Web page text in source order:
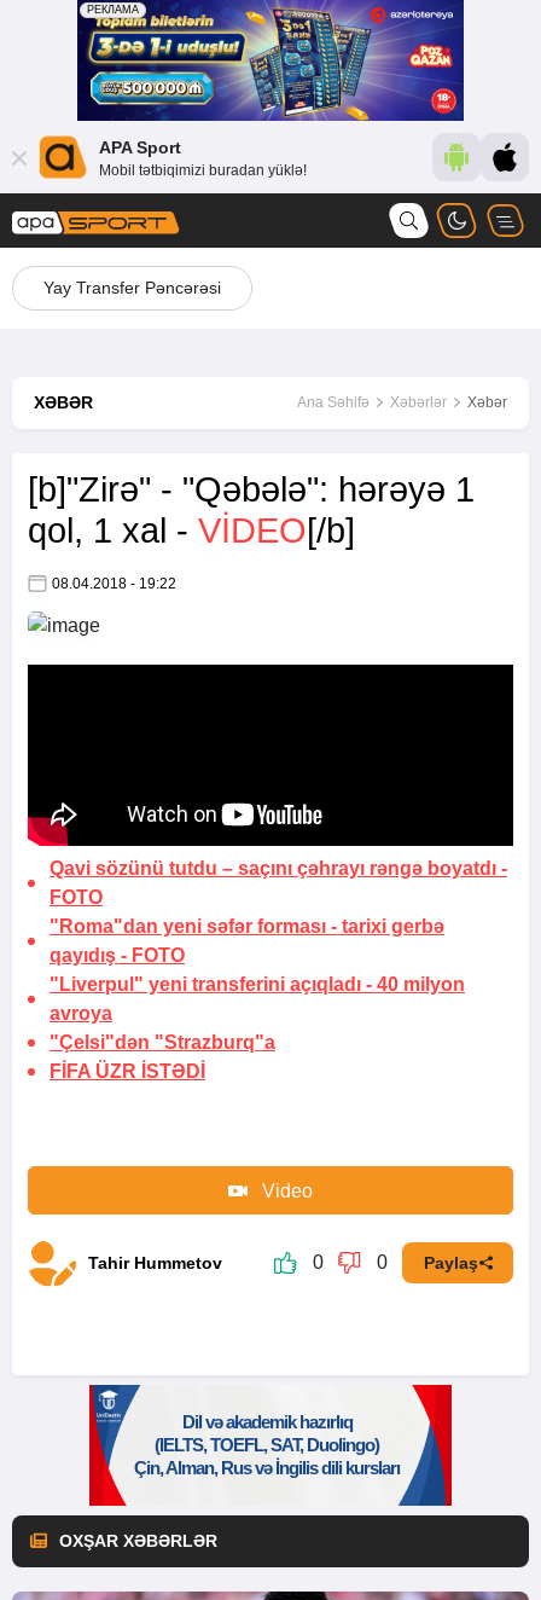
APA Sport
Mobil tətbiqimizi buradan yüklə!
Yay Transfer Pəncərəsi
XƏBƏR Ana Səhifə Xəbərlər Xəbər
[b]"Zirə" - "Qəbələ": hərəyə 1
qol, 1 xal - VİDEO[/b]
08.04.2018 - 19:22
Qavi sözünü tutdu – saçını çəhrayı rəngə boyatdı -
FOTO
"Roma"dan yeni səfər forması - tarixi gerbə
qayıdış - FOTO
"Liverpul" yeni transferini açıqladı - 40 milyon
avroya
"Çelsi"dən "Strazburq"a
FİFA ÜZR İSTƏDİ
Video
Tahir Hummetov 0 0 Paylaş
OXŞAR XƏBƏRLƏR